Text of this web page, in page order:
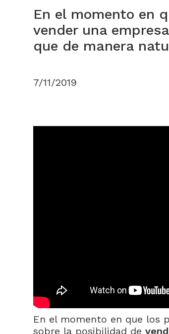
En el momento en
vender una
que de manera
7/11/2019
En el momento en que los
sobre la posibilidad de